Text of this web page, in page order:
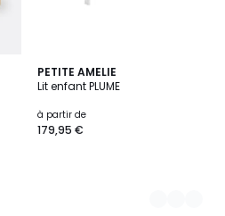
PETITE AMELIE
Lit enfant PLUME
à partir de
179,95 €
5
Couleurs